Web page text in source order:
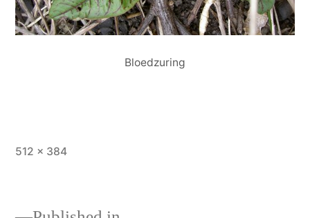
Bloedzuring
Full
512 × 384